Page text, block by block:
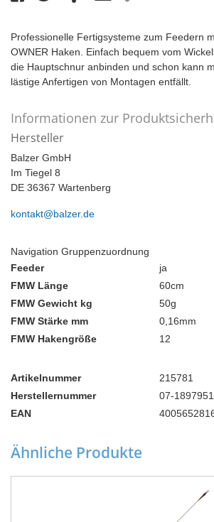
Professionelle Fertigsysteme zum Feedern
OWNER Haken. Einfach bequem vom
die Hauptschnur anbinden und schon kann
lästige Anfertigen von Montagen entfällt.
Informationen zur
Hersteller
Balzer GmbH
Im Tiegel 8
DE 36367 Wartenberg
kontakt@balzer.de
Navigation Gruppenzuordnung
Feeder
ja
FMW Länge
60cm
FMW Gewicht kg
50g
FMW Stärke mm
0,16mm
FMW Hakengröße
12
Artikelnummer
215781
Herstellernummer
07-
EAN
Ähnliche Produkte